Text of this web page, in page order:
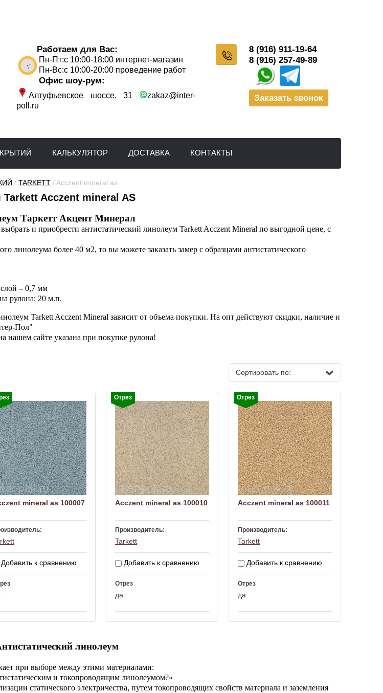
8 (916) 911-19-64
8 (916) 257-49-89
Заказать звонок
Работаем для Вас:
Пн-Пт:с 10:00-18:00 интернет-магазин
Пн-Вс:с 10:00-20:00 проведение работ
Офис шоу-рум:
Алтуфьевское шоссе, 31
zakaz@inter-
poll.ru
КАЛЬКУЛЯТОР ДОСТАВКА КОНТАКТЫ
/ TARKETT / Acczent mineral as
Acczent mineral AS
Таркетт Акцент Минерал
и приобрести антистатический линолеум Tarkett Acczent Mineral по выгодной цене, с
линолеума более 40 м2, то вы можете заказать замер с образцами антистатического
– 0,7 мм
рулона: 20 м.п.
Tarkett Acczent Mineral зависит от объема покупки. На опт действуют скидки, наличие и
Пол"
нашем сайте указана при покупке рулона!
Сортировать по:
mineral as 100007
Добавить к сравнению
Отрез
Acczent mineral as 100010
Производитель:
Tarkett
Добавить к сравнению
Отрез
да
Отрез
Acczent mineral as 100011
Производитель:
Tarkett
Добавить к сравнению
Отрез
да
линолеум
при выборе между этими материалами:
и токопроводящим линолеумом?»
статического электричества, путем токопроводящих свойств материала и заземления